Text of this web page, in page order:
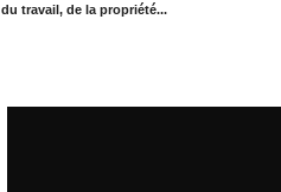
du travail, de la propriété...